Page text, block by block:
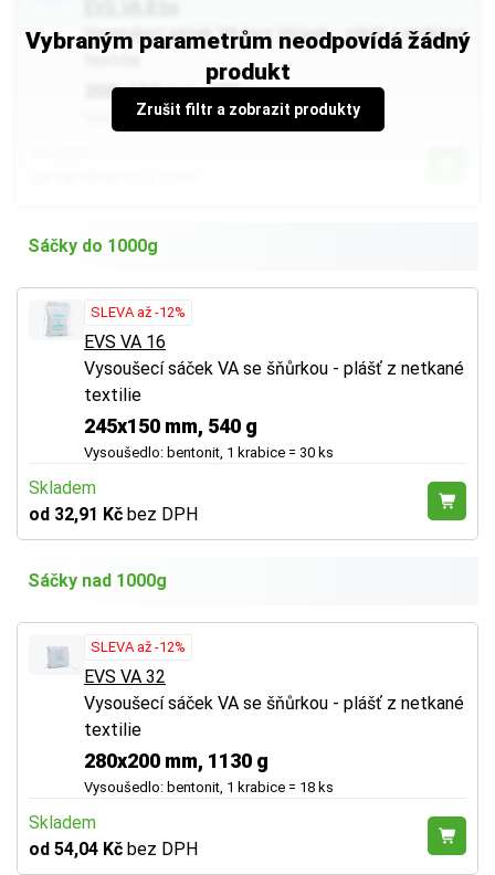
Vybraným parametrům neodpovídá žádný
produkt
Zrušit filtr a zobrazit produkty
Vysoušecí sáček VA bez šňůrek - plášť z netkané
textilie
200x150 mm, 285 g
Vysoušedlo: bentonit, 1 krabice = 60 ks
Sáčky do 1000g
SLEVA až -12%
EVS VA 16
Vysoušecí sáček VA se šňůrkou - plášť z netkané
textilie
245x150 mm, 540 g
Vysoušedlo: bentonit, 1 krabice = 30 ks
Skladem
od 32,91 Kč bez DPH
Sáčky nad 1000g
SLEVA až -12%
EVS VA 32
Vysoušecí sáček VA se šňůrkou - plášť z netkané
textilie
280x200 mm, 1130 g
Vysoušedlo: bentonit, 1 krabice = 18 ks
Skladem
od 54,04 Kč bez DPH